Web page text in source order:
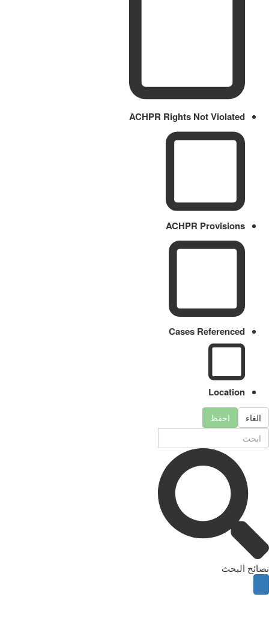
ACHPR Rights Not Violated
ACHPR Provisions
Cases Referenced
Location
الغاء احفظ
نصائح البحث